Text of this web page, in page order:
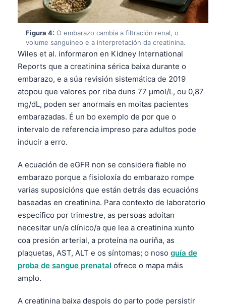
Figura 4: O embarazo cambia a filtración renal, o
volume sanguíneo e a interpretación da creatinina.
Wiles et al. informaron en Kidney International
Reports que a creatinina sérica baixa durante o
embarazo, e a súa revisión sistemática de 2019
atopou que valores por riba duns 77 µmol/L, ou 0,87
mg/dL, poden ser anormais en moitas pacientes
embarazadas. É un bo exemplo de por que o
intervalo de referencia impreso para adultos pode
inducir a erro.
A ecuación de eGFR non se considera fiable no
embarazo porque a fisioloxía do embarazo rompe
varias suposicións que están detrás das ecuacións
baseadas en creatinina. Para contexto de laboratorio
específico por trimestre, as persoas adoitan
necesitar un/a clínico/a que lea a creatinina xunto
coa presión arterial, a proteína na ouriña, as
plaquetas, AST, ALT e os síntomas; o noso guía de
proba de sangue prenatal ofrece o mapa máis
amplo.
A creatinina baixa despois do parto pode persistir